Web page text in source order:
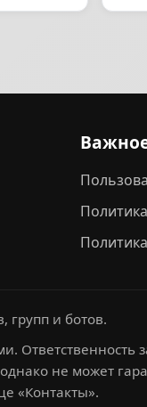
групп и ботов.
не может
«Контакты».